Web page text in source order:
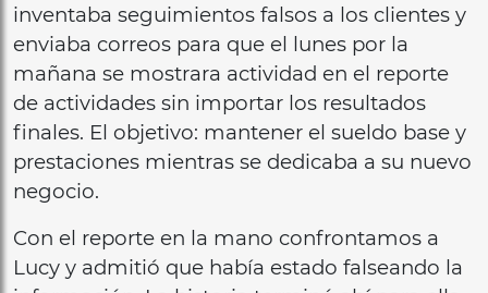
inventaba seguimientos falsos a los clientes y
enviaba correos para que el lunes por la
mañana se mostrara actividad en el reporte
de actividades sin importar los resultados
finales. El objetivo: mantener el sueldo base y
prestaciones mientras se dedicaba a su nuevo
negocio.
Con el reporte en la mano confrontamos a
Lucy y admitió que había estado falseando la